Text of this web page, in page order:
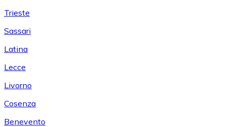
Trieste
Sassari
Latina
Lecce
Livorno
Cosenza
Benevento